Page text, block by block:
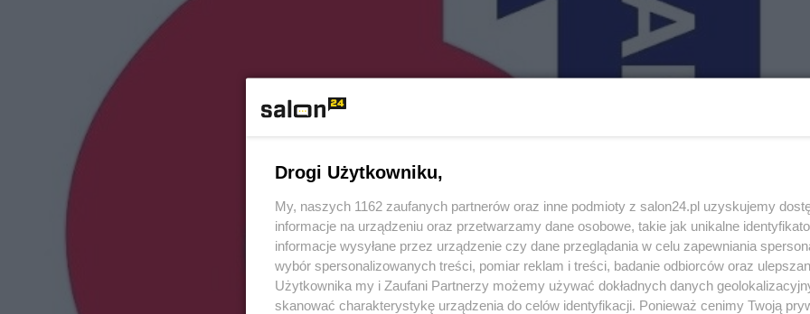
Drogi Użytkowniku,
My, naszych 1162 zaufanych partnerów oraz inne podmioty z salon24.pl uzyskujemy
informacje na urządzeniu oraz przetwarzamy dane osobowe, takie jak unikalne
informacje wysyłane przez urządzenie czy dane przeglądania w celu zapewniania
wybór spersonalizowanych treści, pomiar reklam i treści, badanie odbiorców oraz
Użytkownika my i Zaufani Partnerzy możemy używać dokładnych danych
skanować charakterystykę urządzenia do celów identyfikacji. Ponieważ cenimy Twoją